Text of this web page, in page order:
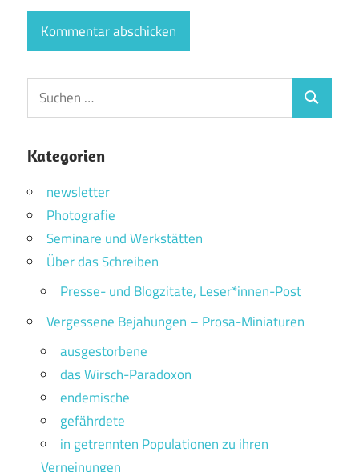
Suchen
nach:
Suchen
Kategorien
newsletter
Photografie
Seminare und Werkstätten
Über das Schreiben
Presse- und Blogzitate, Leser*innen-Post
Vergessene Bejahungen – Prosa-Miniaturen
ausgestorbene
das Wirsch-Paradoxon
endemische
gefährdete
in getrennten Populationen zu ihren
Verneinungen